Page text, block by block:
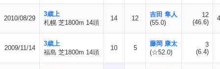
2010/08/29
3歳上
札幌 芝1800m 14頭
14 12
吉田 隼人
(55.0)
12
(46.6)
2009/11/14
3歳上
福島 芝1800m 14頭
10 5
藤岡 康太
(☆52.0)
3
(6.4)